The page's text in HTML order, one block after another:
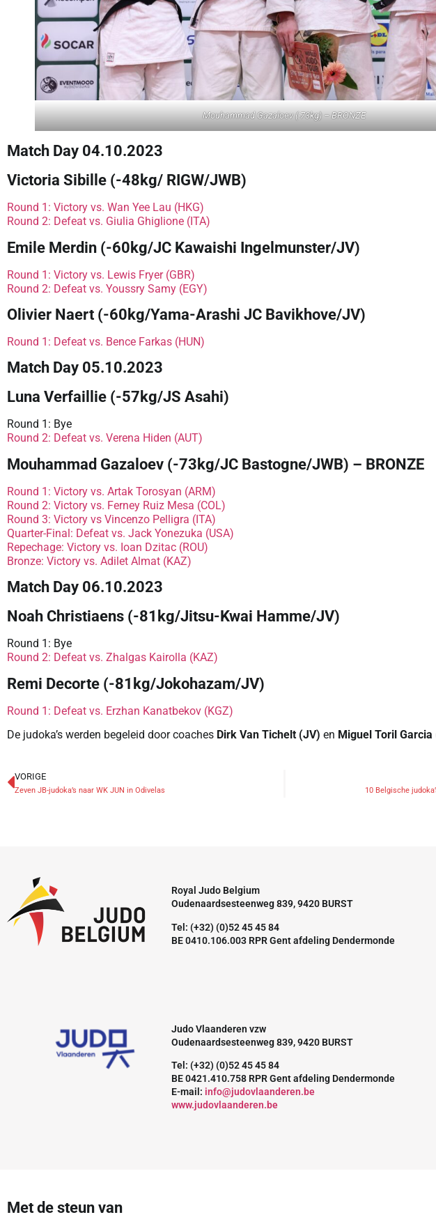
Mouhammad Gazaloev (-73kg) – BRONZE
Match Day 04.10.2023
Victoria Sibille (-48kg/ RIGW/JWB)
Round 1: Victory vs. Wan Yee Lau (HKG)
Round 2: Defeat vs. Giulia Ghiglione (ITA)
Emile Merdin (-60kg/JC Kawaishi Ingelmunster/JV)
Round 1: Victory vs. Lewis Fryer (GBR)
Round 2: Defeat vs. Youssry Samy (EGY)
Olivier Naert (-60kg/Yama-Arashi JC Bavikhove/JV)
Round 1: Defeat vs. Bence Farkas (HUN)
Match Day 05.10.2023
Luna Verfaillie (-57kg/JS Asahi)
Round 1: Bye
Round 2: Defeat vs. Verena Hiden (AUT)
Mouhammad Gazaloev (-73kg/JC Bastogne/JWB) – BRONZE
Round 1: Victory vs. Artak Torosyan (ARM)
Round 2: Victory vs. Ferney Ruiz Mesa (COL)
Round 3: Victory vs Vincenzo Pelligra (ITA)
Quarter-Final: Defeat vs. Jack Yonezuka (USA)
Repechage: Victory vs. Ioan Dzitac (ROU)
Bronze: Victory vs. Adilet Almat (KAZ)
Match Day 06.10.2023
Noah Christiaens (-81kg/Jitsu-Kwai Hamme/JV)
Round 1: Bye
Round 2: Defeat vs. Zhalgas Kairolla (KAZ)
Remi Decorte (-81kg/Jokohazam/JV)
Round 1: Defeat vs. Erzhan Kanatbekov (KGZ)
De judoka’s werden begeleid door coaches Dirk Van Tichelt (JV) en Miguel Toril Garcia
VORIGE
Zeven JB-judoka’s naar WK JUN in Odivelas 10 Belgische
Royal Judo Belgium
Oudenaardsesteenweg 839, 9420 BURST
Tel: (+32) (0)52 45 45 84
BE 0410.106.003 RPR Gent afdeling Dendermonde
Judo Vlaanderen vzw
Oudenaardsesteenweg 839, 9420 BURST
Tel: (+32) (0)52 45 45 84
BE 0421.410.758 RPR Gent afdeling Dendermonde
E-mail: info@judovlaanderen.be
www.judovlaanderen.be
Met de steun van